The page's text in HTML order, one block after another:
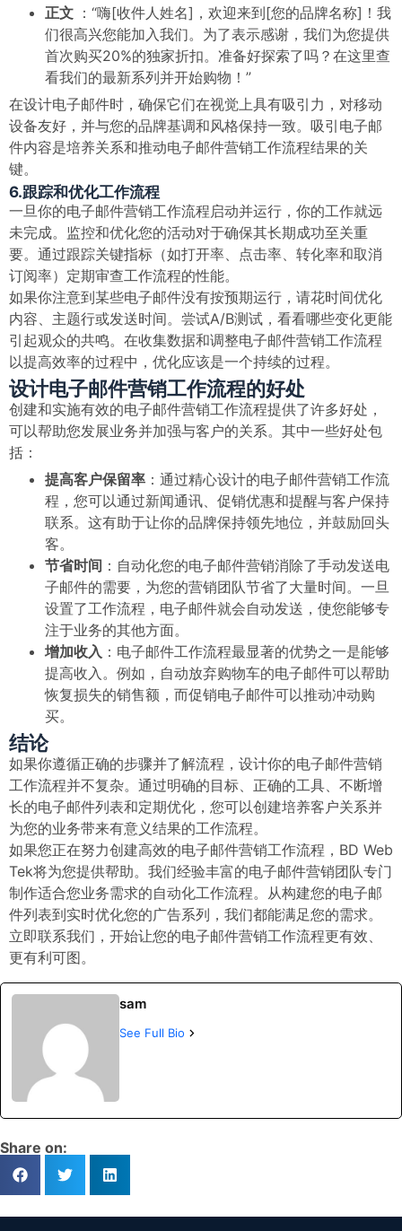
正文 ：“嗨[收件人姓名]，欢迎来到[您的品牌名称]！我
们很高兴您能加入我们。为了表示感谢，我们为您提供
首次购买20%的独家折扣。准备好探索了吗？在这里查
看我们的最新系列并开始购物！”
在设计电子邮件时，确保它们在视觉上具有吸引力，对移动
设备友好，并与您的品牌基调和风格保持一致。吸引电子邮
件内容是培养关系和推动电子邮件营销工作流程结果的关
键。
6.跟踪和优化工作流程
一旦你的电子邮件营销工作流程启动并运行，你的工作就远
未完成。监控和优化您的活动对于确保其长期成功至关重
要。通过跟踪关键指标（如打开率、点击率、转化率和取消
订阅率）定期审查工作流程的性能。
如果你注意到某些电子邮件没有按预期运行，请花时间优化
内容、主题行或发送时间。尝试A/B测试，看看哪些变化更能
引起观众的共鸣。在收集数据和调整电子邮件营销工作流程
以提高效率的过程中，优化应该是一个持续的过程。
设计电子邮件营销工作流程的好处
创建和实施有效的电子邮件营销工作流程提供了许多好处，
可以帮助您发展业务并加强与客户的关系。其中一些好处包
括：
提高客户保留率 ：通过精心设计的电子邮件营销工作流
程，您可以通过新闻通讯、促销优惠和提醒与客户保持
联系。这有助于让你的品牌保持领先地位，并鼓励回头
客。
节省时间 ：自动化您的电子邮件营销消除了手动发送电
子邮件的需要，为您的营销团队节省了大量时间。一旦
设置了工作流程，电子邮件就会自动发送，使您能够专
注于业务的其他方面。
增加收入 ：电子邮件工作流程最显著的优势之一是能够
提高收入。例如，自动放弃购物车的电子邮件可以帮助
恢复损失的销售额，而促销电子邮件可以推动冲动购
买。
结论
如果你遵循正确的步骤并了解流程，设计你的电子邮件营销
工作流程并不复杂。通过明确的目标、正确的工具、不断增
长的电子邮件列表和定期优化，您可以创建培养客户关系并
为您的业务带来有意义结果的工作流程。
如果您正在努力创建高效的电子邮件营销工作流程，BD Web
Tek将为您提供帮助。我们经验丰富的电子邮件营销团队专门
制作适合您业务需求的自动化工作流程。从构建您的电子邮
件列表到实时优化您的广告系列，我们都能满足您的需求。
立即联系我们，开始让您的电子邮件营销工作流程更有效、
更有利可图。
sam
See Full Bio
Share on: